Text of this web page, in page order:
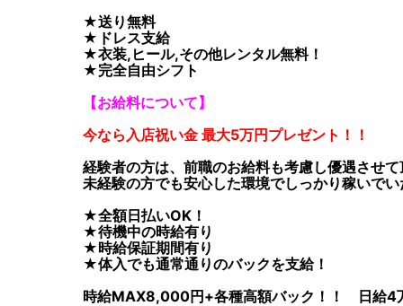
★送り無料
★ドレス支給
★衣装,ヒール,その他レンタル無料！
★完全自由シフト
【お給料について】
今なら入店祝い金 最大5万円プレゼント！！
経験者の方は、前職のお給料も考慮し優遇させ
未経験の方でも安心した環境でしっかり稼いで
★全額日払いOK！
★待機中の時給有り
★時給保証期間有り
★体入でも通常通りのバックを支給！
時給MAX8,000円+各種高額バック！！ 日給4